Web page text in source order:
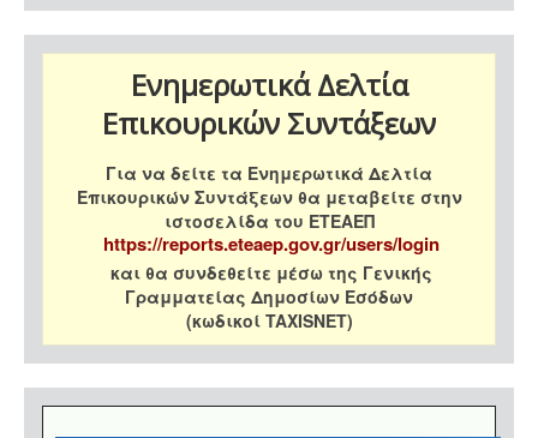
Ενημερωτικά Δελτία
Επικουρικών Συντάξεων
Για να δείτε τα Ενημερωτικά Δελτία
Επικουρικών Συντάξεων θα μεταβείτε στην
ιστοσελίδα του ΕΤΕΑΕΠ
https://reports.eteaep.gov.gr/users/login
και θα συνδεθείτε μέσω της Γενικής
Γραμματείας Δημοσίων Εσόδων
(κωδικοί TAXISNET)